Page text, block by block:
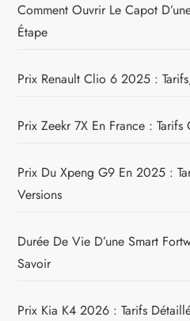
Comment Ouvrir Le Capot
Étape
Prix Renault Clio 6 2025 :
Prix Zeekr 7X En France :
Prix Du Xpeng G9 En 2025 :
Versions
Durée De Vie D’une Smart
Savoir
Prix Kia K4 2026 : Tarifs